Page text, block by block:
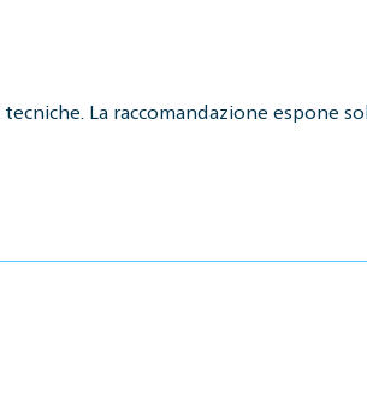
La raccomandazione espone